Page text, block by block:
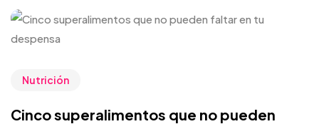
Nutrición
Cinco superalimentos que no pueden